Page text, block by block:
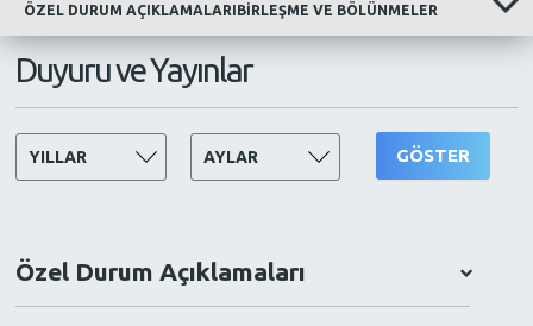
ÖZEL DURUM AÇIKLAMALARIBİRLEŞME VE BÖLÜNMELER
Duyuru ve Yayınlar
GÖSTER
Özel Durum Açıklamaları